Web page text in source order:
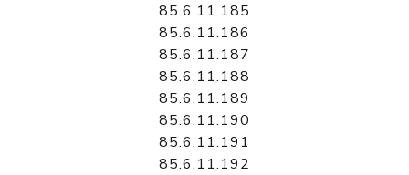
85.6.11.185
85.6.11.186
85.6.11.187
85.6.11.188
85.6.11.189
85.6.11.190
85.6.11.191
85.6.11.192